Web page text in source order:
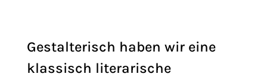
Gestalterisch haben wir eine
klassisch literarische